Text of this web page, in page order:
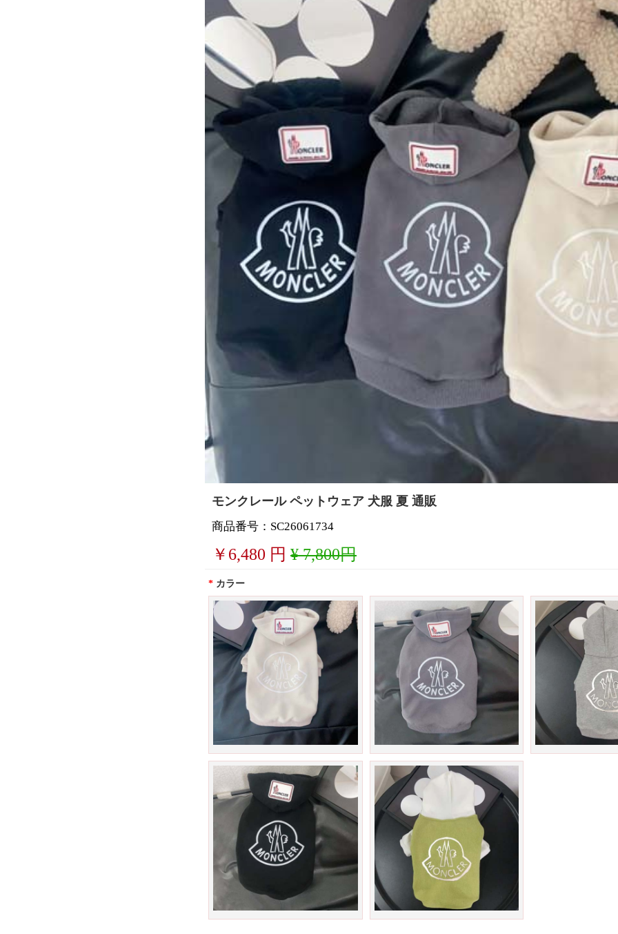
モンクレール ペットウェア 犬服 夏 通販
商品番号：SC26061734
￥ 6,480 円 ¥ 7,800円
* カラー